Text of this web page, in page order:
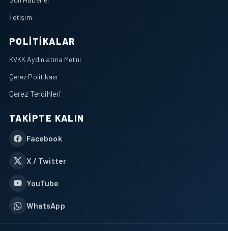
İletişim
POLITIKALAR
KVKK Aydınlatma Metni
Çerez Politikası
Çerez Tercihleri
TAKIPTE KALIN
Facebook
X / Twitter
YouTube
WhatsApp